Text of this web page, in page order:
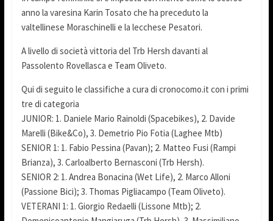
anno la varesina Karin Tosato che ha preceduto la
valtellinese Moraschinelli e la lecchese Pesatori.
A livello di società vittoria del Trb Hersh davanti al
Passolento Rovellasca e Team Oliveto.
Qui di seguito le classifiche a cura di cronocomo.it con i primi
tre di categoria
JUNIOR: 1. Daniele Mario Rainoldi (Spacebikes), 2. Davide
Marelli (Bike&Co), 3. Demetrio Pio Fotia (Laghee Mtb)
SENIOR 1: 1. Fabio Pessina (Pavan); 2. Matteo Fusi (Rampi
Brianza), 3. Carloalberto Bernasconi (Trb Hersh).
SENIOR 2: 1. Andrea Bonacina (Wet Life), 2. Marco Alloni
(Passione Bici); 3. Thomas Pigliacampo (Team Oliveto).
VETERANI 1: 1. Giorgio Redaelli (Lissone Mtb); 2.